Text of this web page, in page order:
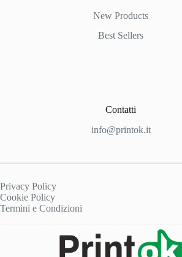
New Products
Best Sellers
Contatti
info@printok.it
Privacy Policy
Cookie Policy
Termini e Condizioni